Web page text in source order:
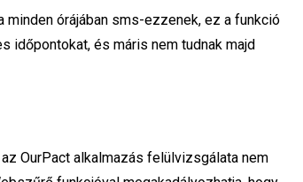
órájában sms-ezzenek, ez a funkció
időpontokat, és máris nem tudnak majd
OurPact alkalmazás felülvizsgálata nem